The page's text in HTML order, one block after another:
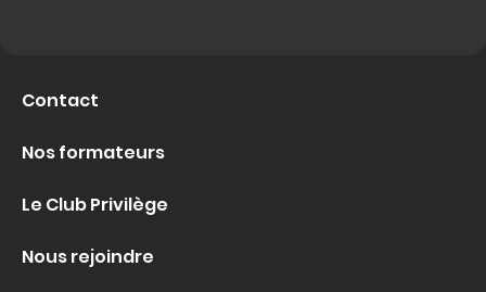
Contact
Nos formateurs
Le Club Privilège
Nous rejoindre